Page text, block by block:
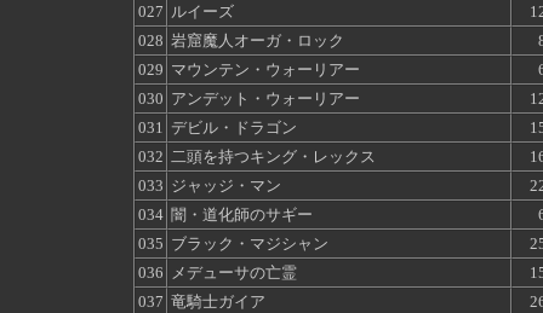
027 ルイーズ
028 岩窟魔人オーガ・ロック
029 マウンテン・ウォーリアー
030 アンデット・ウォーリアー
031 デビル・ドラゴン
032 二頭を持つキング・レックス
033 ジャッジ・マン
034 闇・道化師のサギー
035 ブラック・マジシャン
036 メデューサの亡霊
037 竜騎士ガイア